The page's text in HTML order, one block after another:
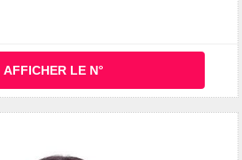
AFFICHER LE N°